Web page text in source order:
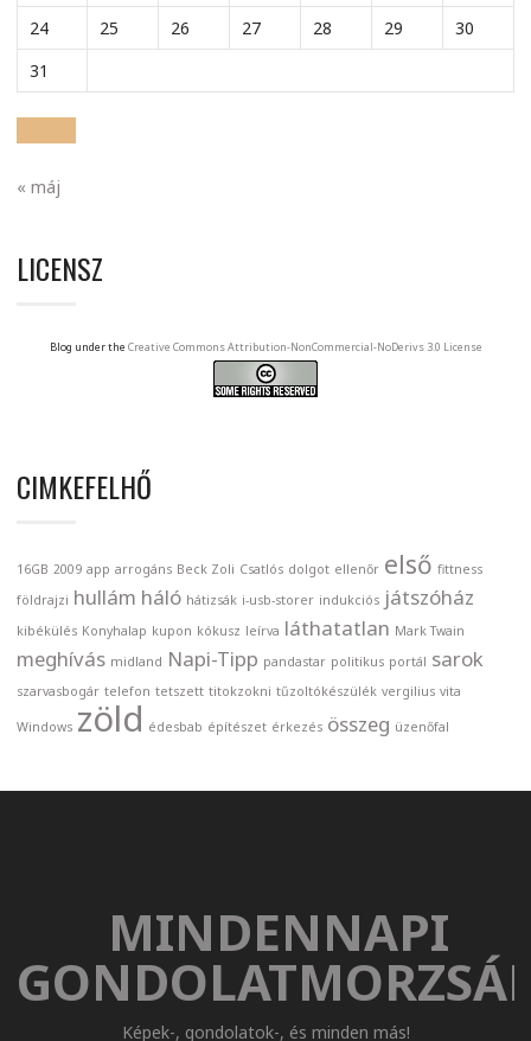
24
25 26 27 28 29
30
31
« máj
LICENSZ
Blog under the Creative Commons Attribution-NonCommercial-NoDerivs 3.0 License
CIMKEFELHŐ
16GB 2009 app arrogáns Beck Zoli Csatlós dolgot ellenőr első fittness
földrajzi hullám háló hátizsák i-usb-storer indukciós játszóház
kibékülés Konyhalap kupon kókusz leírva láthatatlan Mark Twain
meghívás midland Napi-Tipp pandastar politikus portál sarok
szarvasbogár telefon tetszett titokzokni tűzoltókészülék vergilius vita
Windows zöld édesbab építészet érkezés összeg üzenőfal
MINDENNAPI
Képek-, gondolatok-, és minden más!